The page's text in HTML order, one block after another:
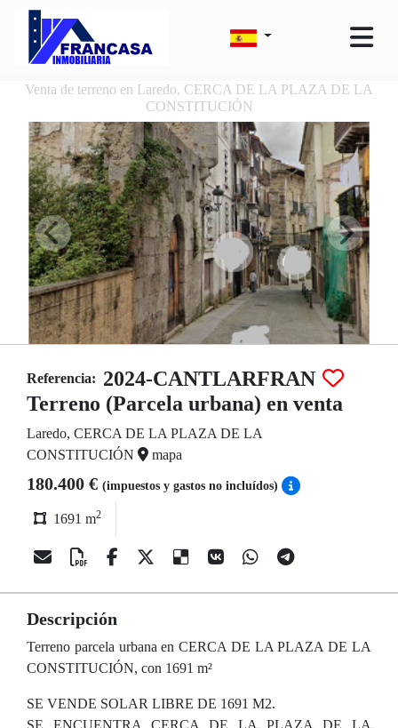
Venta de terreno en Laredo, CERCA DE LA PLAZA DE LA
CONSTITUCIÓN
Referencia: 2024-CANTLARFRAN
Terreno (Parcela urbana) en venta
Laredo, CERCA DE LA PLAZA DE LA
CONSTITUCIÓN
mapa
180.400 € (impuestos y gastos no incluídos)
1691 m2
Descripción
Terreno parcela urbana en CERCA DE LA PLAZA DE LA
CONSTITUCIÓN, con 1691 m²
SE VENDE SOLAR LIBRE DE 1691 M2.
SE ENCUENTRA CERCA DE LA PLAZA DE LA